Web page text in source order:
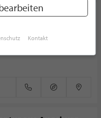
und Design
Kontakt